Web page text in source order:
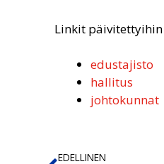
Linkit
edustajisto
hallitus
johtokunnat
EDELLINEN